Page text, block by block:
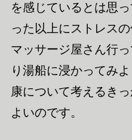
を感じているとは思
った以上にストレス
マッサージ屋さん行っ
り 湯船に浸かってみよ
康について考えるき
よいのです。